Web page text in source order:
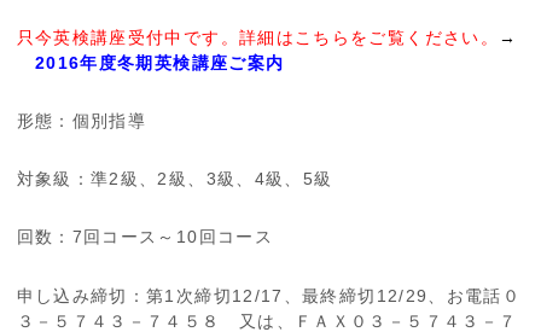
只今英検講座受付中です。詳細はこちらをご覧ください。
→
2016年度冬期英検講座ご案内
形態：個別指導
対象級：準2級、2級、3級、4級、5級
回数：7回コース～10回コース
申し込み締切：第1次締切12/17、最終締切12/29、お電話０
３－５７４３－７４５８ 又は、ＦＡＸ０３－５７４３－７